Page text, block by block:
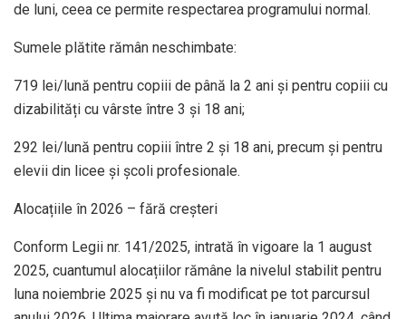
de luni, ceea ce permite respectarea programului normal.
Sumele plătite rămân neschimbate:
719 lei/lună pentru copiii de până la 2 ani și pentru copiii cu
dizabilități cu vârste între 3 și 18 ani;
292 lei/lună pentru copiii între 2 și 18 ani, precum și pentru
elevii din licee și școli profesionale.
Alocațiile în 2026 – fără creșteri
Conform Legii nr. 141/2025, intrată în vigoare la 1 august
2025, cuantumul alocațiilor rămâne la nivelul stabilit pentru
luna noiembrie 2025 și nu va fi modificat pe tot parcursul